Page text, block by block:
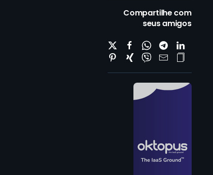
Compartilhe com
seus amigos